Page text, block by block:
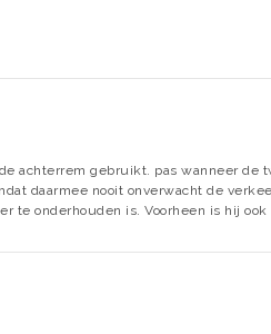
achterrem gebruikt. pas wanneer de
daarmee nooit onverwacht de
te onderhouden is. Voorheen is hij ook